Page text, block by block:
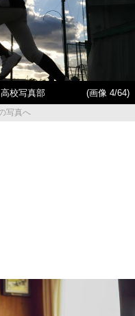
校写真部
(画像 4/64)
写真へ